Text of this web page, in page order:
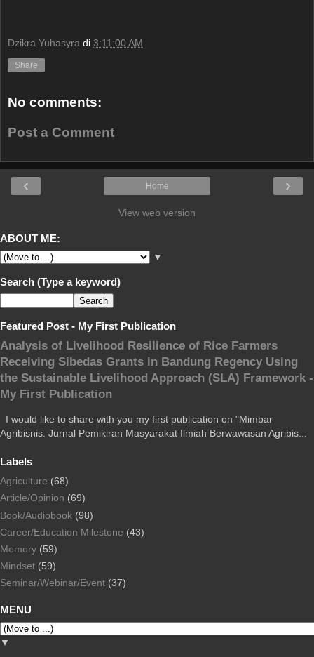
Dzikra Yuhasyra di 3:11:00 AM
Share
No comments:
Post a Comment
‹ ›
Home
View web version
ABOUT ME:
▼
Search (Type a keyword)
Featured Post - My First Publication
Analysis of Livelihood Resilience of Rice Farmers
Receiving Sibedas Grants in Bandung Regency Using
the Sustainable Livelihood Approach (SLA) Framework -
My First Publication
I would like to share with you my first publication on "Mimbar
Agribisnis: Jurnal Pemikiran Masyarakat Ilmiah Berwawasan Agribis...
Labels
Agriculture (68)
Article/Opinion (69)
Book/Audiobook (98)
Career/Education Milestone (43)
Memory (59)
Mindset (59)
Seminar/Webinar/Event (37)
MENU
▼